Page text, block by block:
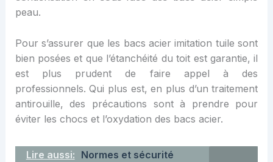
peau.
Pour s’assurer que les bacs acier imitation tuile sont
bien posées et que l’étanchéité du toit est garantie, il
est plus prudent de faire appel à des
professionnels. Qui plus est, en plus d’un traitement
antirouille, des précautions sont à prendre pour
éviter les chocs et l’oxydation des bacs acier.
Lire aussi: Normes et sécurité